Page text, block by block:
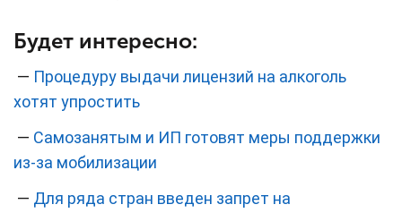
Будет интересно:
— Процедуру выдачи лицензий на алкоголь
хотят упростить
— Самозанятым и ИП готовят меры поддержки
из-за мобилизации
— Для ряда стран введен запрет на